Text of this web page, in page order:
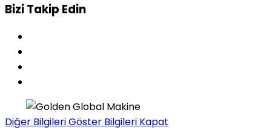
Bizi Takip Edin
Diğer Bilgileri Göster Bilgileri Kapat